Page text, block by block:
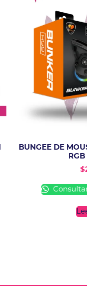
BUNGEE DE
$